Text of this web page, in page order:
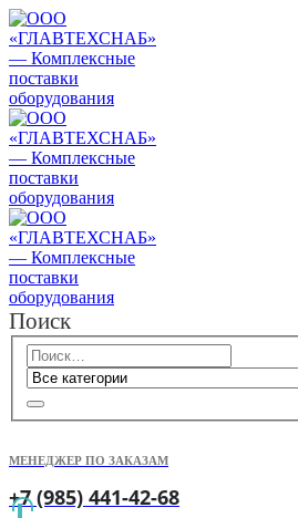
Поиск
МЕНЕДЖЕР ПО ЗАКАЗАМ
+7 (985) 441-42-68